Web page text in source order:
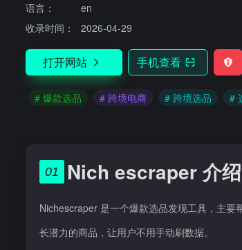
语言：
en
收录时间：
2026-04-29
打开网站 手机查看
# 爆款选品 # 跨境电商 # 跨境选品 #
01 Nich escraper 介绍
Nichescraper 是一个爆款选品发现工具，主
长潜力的商品，让用户不用手动刷数据。